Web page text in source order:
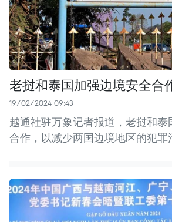
老挝和泰国加强边境安全合
19/02/2024 09:43
越通社驻万象记者报道，老挝和泰
合作，以减少两国边境地区的犯罪